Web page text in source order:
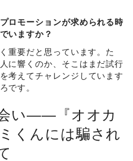
ロモーションが求められる時
いますか？
重要だと思っています。た
に響くのか、そこはまだ試行
考えてチャレンジしています
です。
い――『オオカ
くんには騙され